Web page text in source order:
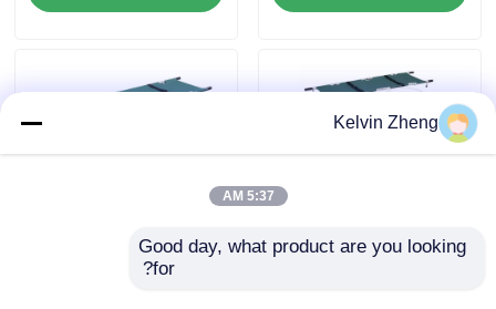
مراقبة الجودة
اتصل بنا
أخبار
نقالات كهربائية لسيارات
Kelvin Zheng
5:37 AM
Good day, what product are you looking
for?